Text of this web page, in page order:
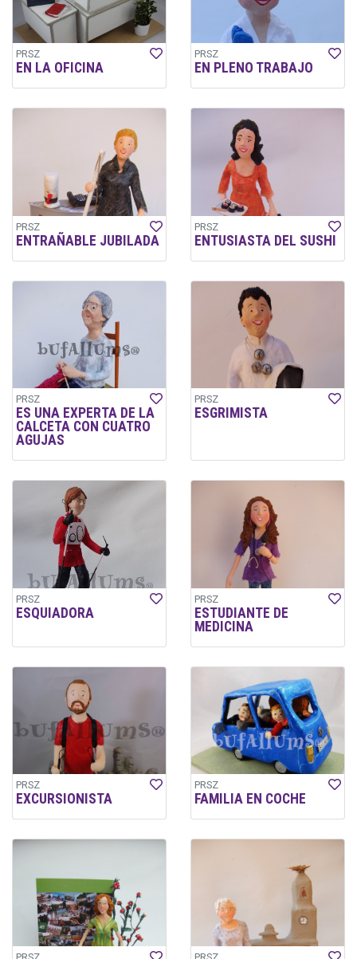
PRSZ
EN LA OFICINA
PRSZ
EN PLENO TRABAJO
PRSZ
ENTRAÑABLE JUBILADA
PRSZ
ENTUSIASTA DEL SUSHI
PRSZ
ES UNA EXPERTA DE LA
CALCETA CON CUATRO
AGUJAS
PRSZ
ESGRIMISTA
PRSZ
ESQUIADORA
PRSZ
ESTUDIANTE DE
MEDICINA
PRSZ
EXCURSIONISTA
PRSZ
FAMILIA EN COCHE